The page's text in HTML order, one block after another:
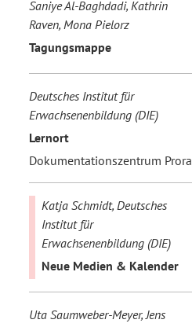
Saniye Al-Baghdadi, Kathrin
Raven, Mona Pielorz
Tagungsmappe
Deutsches Institut für
Erwachsenenbildung (DIE)
Lernort
Dokumentationszentrum Prora
Katja Schmidt, Deutsches
Institut für
Erwachsenenbildung (DIE)
Neue Medien & Kalender
Uta Saumweber-Meyer, Jens